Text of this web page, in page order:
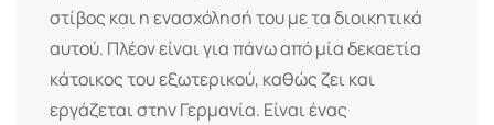
στίβος και η ενασχόλησή του με τα διοικητικά
αυτού. Πλέον είναι για πάνω από μία δεκαετία
κάτοικος του εξωτερικού, καθώς ζει και
εργάζεται στην Γερμανία. Είναι ένας